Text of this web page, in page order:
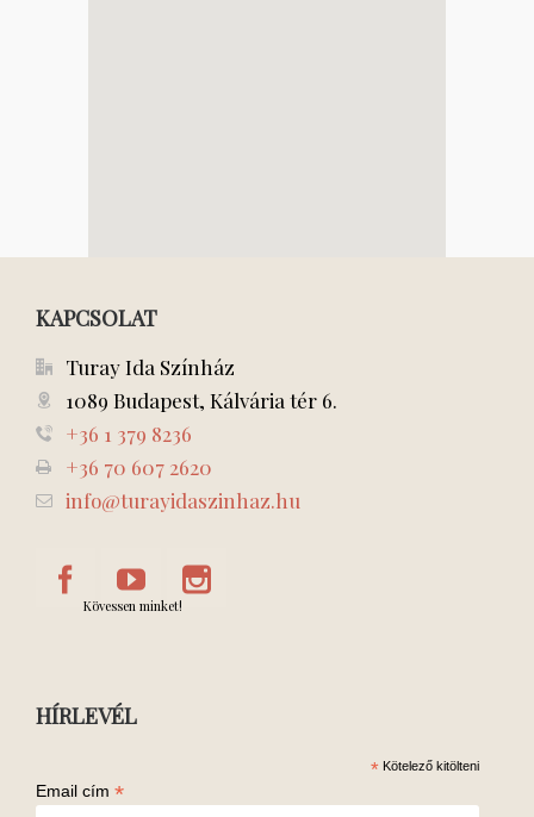
KAPCSOLAT
Turay Ida Színház
1089 Budapest, Kálvária tér 6.
+36 1 379 8236
+36 70 607 2620
info@turayidaszinhaz.hu
Kövessen minket!
HÍRLEVÉL
* Kötelező kitölteni
Email cím *